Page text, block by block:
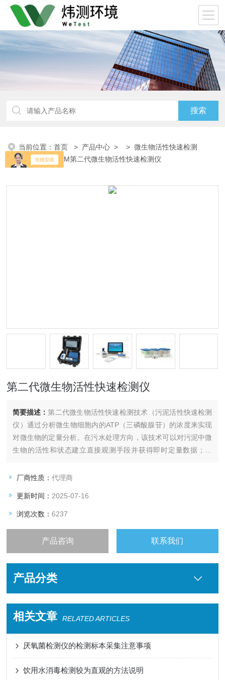
当前位置：首页 > 产品中心 > >微生物活性快速检测
仪
> EQP-PBM第二代微生物活性快速检测仪
第二代微生物活性快速检测仪
简要描述：第二代微生物活性快速检测技术（污泥活性快速检测
仪）通过分析微生物细胞内的ATP（三磷酸腺苷）的浓度来实现
对微生物的定量分析。在污水处理方向，该技术可以对污泥中微
生物的活性和状态建立直接观测手段并获得即时定量数据；与
的状态，从而提高工艺控制的稳定性。
厂商性质：代理商
更新时间： 2025-07-16
浏览次数：6237
产品咨询 联系我们
产品分类
相关文章 RELATED ARTICLES
厌氧菌检测仪的检测标本采集注意事项
饮用水消毒检测较为直观的方法说明